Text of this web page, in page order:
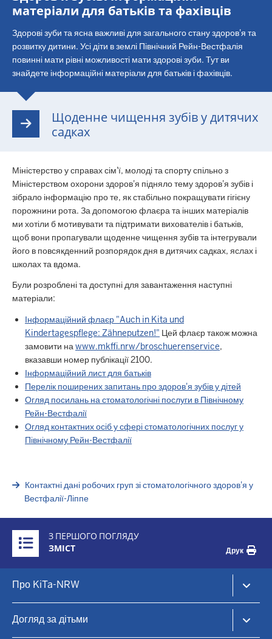
матеріали для батьків та фахівців
Здорові зуби та ясна важливі для загального стану здоров'я та
розвитку дитини. Усі діти в землі Північний Рейн-Вестфалія
повинні мати рівні можливості мати здорові зуби. Тут ви
знайдете інформаційні матеріали для батьків і фахівців.
Щоденне чищення зубів у дитячих
садках
Міністерство у справах сім'ї, молоді та спорту спільно з
Міністерством охорони здоров'я підняло тему здоров'я зубів і
зібрало інформацію про те, як стабільно покращувати гігієну
порожнини рота. За допомогою флаєра та інших матеріалів
ми хотіли б мотивувати та підтримати вихователів і батьків,
щоб вони пропагували щоденне чищення зубів та інтегрували
його в повсякденний розпорядок дня в дитячих садках, яслах і
школах та вдома.
Були розроблені та доступні для завантаження наступні
матеріали:
Інформаційний флаєр "Auch in Kita und
Kindertagespflege: Zähneputzen!" Цей флаєр також можна
замовити на www.mkffi.nrw/broschuerenservice,
вказавши номер публікації 2100.
Інформаційний лист для батьків
Перелік поширених запитань про здоров'я зубів у дітей
Огляд посилань на стоматологічні послуги в Північному
Рейн-Вестфалії
Огляд контактних осіб у сфері стоматологічних послуг у
Північному Рейн-Вестфалії
Контактні дані робочих груп зі стоматологічного здоров'я у
Вестфалії-Ліппе
Inhalte
З ПЕРШОГО ПОГЛЯДУ
ЗМІСТ
Друк
menu
Про KiTa-NRW
Догляд за дітьми та раннє навчання
Догляд за дітьми